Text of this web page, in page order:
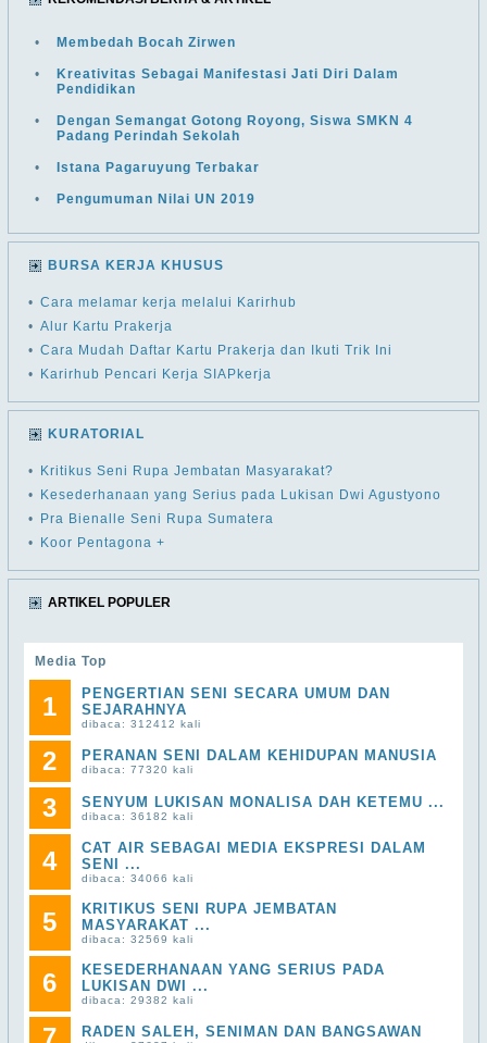
• Membedah Bocah Zirwen
•
Kreativitas Sebagai Manifestasi Jati Diri Dalam
Pendidikan
•
Dengan Semangat Gotong Royong, Siswa SMKN 4
Padang Perindah Sekolah
• Istana Pagaruyung Terbakar
• Pengumuman Nilai UN 2019
BURSA KERJA KHUSUS
• Cara melamar kerja melalui Karirhub
• Alur Kartu Prakerja
• Cara Mudah Daftar Kartu Prakerja dan Ikuti Trik Ini
•
Karirhub Pencari Kerja SIAPkerja
KURATORIAL
•
Kritikus Seni Rupa Jembatan Masyarakat?
•
Kesederhanaan yang Serius pada Lukisan Dwi Agustyono
•
Pra Bienalle Seni Rupa Sumatera
•
Koor Pentagona +
ARTIKEL POPULER
Media Top
1
PENGERTIAN SENI SECARA UMUM DAN
SEJARAHNYA
dibaca: 312412 kali
2 PERANAN SENI DALAM KEHIDUPAN MANUSIA
dibaca: 77320 kali
3 SENYUM LUKISAN MONALISA DAH KETEMU ...
dibaca: 36182 kali
4
CAT AIR SEBAGAI MEDIA EKSPRESI DALAM
SENI ...
dibaca: 34066 kali
5
KRITIKUS SENI RUPA JEMBATAN
MASYARAKAT ...
dibaca: 32569 kali
6
KESEDERHANAAN YANG SERIUS PADA
LUKISAN DWI ...
dibaca: 29382 kali
7 RADEN SALEH, SENIMAN DAN BANGSAWAN